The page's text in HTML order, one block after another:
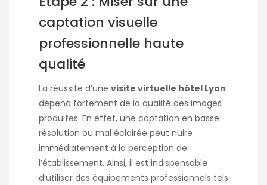
captation visuelle
professionnelle haute
qualité
La réussite d’une visite virtuelle hôtel Lyon
dépend fortement de la qualité des images
produites. En effet, une captation en basse
résolution ou mal éclairée peut nuire
immédiatement à la perception de
l’établissement. Ainsi, il est indispensable
d’utiliser des équipements professionnels tels